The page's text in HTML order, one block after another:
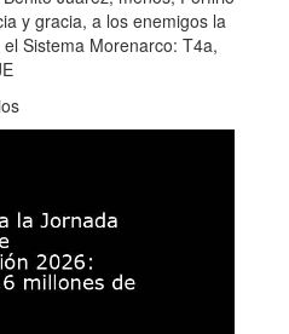
y gracia, a los enemigos la
Sistema Morenarco: T4a,